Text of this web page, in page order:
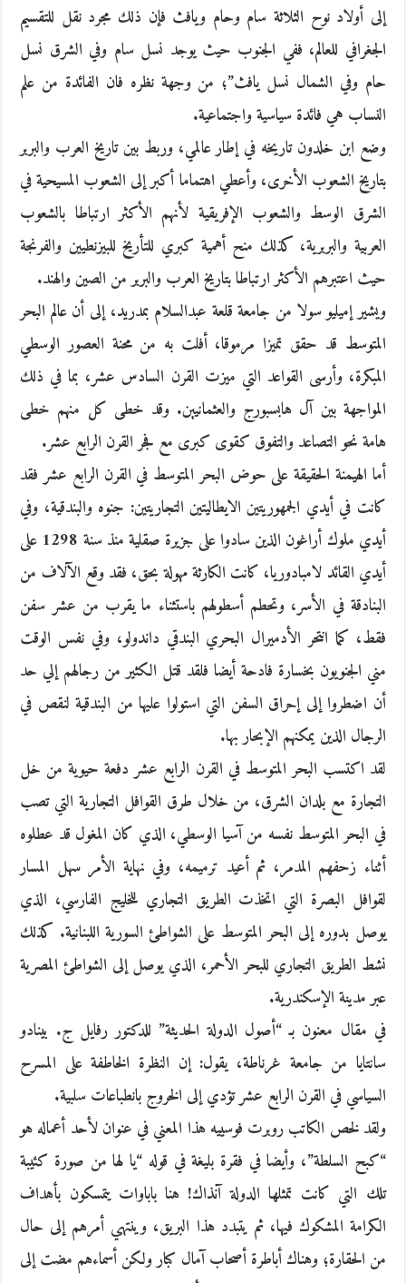
إلى أولاد نوح الثلاثة سام وحام ويافث فإن ذلك مجرد نقل للتقسيم
الجغرافي للعالم، ففي الجنوب حيث يوجد نسل سام وفي الشرق نسل
حام وفي الشمال نسل يافث”؛ من وجهة نظره فان الفائدة من علم
النساب هي فائدة سياسية واجتماعية.
وضع ابن خلدون تاريخه في إطار عالمي، وربط بين تاريخ العرب والبربر
بتاريخ الشعوب الأخرى، وأعطي اهتماما أكبر إلى الشعوب المسيحية في
الشرق الوسط والشعوب الإفريقية لأنهم الأكثر ارتباطا بالشعوب
العربية والبربرية، كذلك منح أهمية كبري للتأريخ للبيزنطيين والفرنجة
حيث اعتبرهم الأكثر ارتباطا بتاريخ العرب والبربر من الصين والهند.
ويشير إميليو سولا من جامعة قلعة عبدالسلام بمدريد، إلى أن عالم البحر
المتوسط قد حقق تميزا مرموقا، أفلت به من محنة العصور الوسطي
المبكرة، وأرسى القواعد التي ميزت القرن السادس عشر، بما في ذلك
المواجهة بين آل هابسبورج والعثمانيين. وقد خطى كل منهم خطى
هامة نحو التصاعد والتفوق كقوى كبرى مع فجر القرن الرابع عشر.
أما الهيمنة الحقيقة على حوض البحر المتوسط في القرن الرابع عشر فقد
كانت في أيدي الجمهوريتين الايطاليتين التجاريتين: جنوه والبندقية، وفي
أيدي ملوك أراغون الذين سادوا على جزيرة صقلية منذ سنة 1298 على
أيدي القائد لامبادوريا، كانت الكارثة مهولة بحق، فقد وقع الآلاف من
البنادقة في الأسر، وتحطم أسطولهم باستثناء ما يقرب من عشر سفن
فقط، كما انتحر الأدميرال البحري البندقي داندولو، وفي نفس الوقت
مني الجنويون بخسارة فادحة أيضا فلقد قتل الكثير من رجالهم إلي حد
أن اضطروا إلى إحراق السفن التي استولوا عليها من البندقية لنقص في
الرجال الذين يمكنهم الإبحار بها.
لقد اكتسب البحر المتوسط في القرن الرابع عشر دفعة حيوية من خل
التجارة مع بلدان الشرق، من خلال طرق القوافل التجارية التي تصب
في البحر المتوسط نفسه من آسيا الوسطي، الذي كان المغول قد عطلوه
أثناء زحفهم المدمر، ثم أعيد ترميمه، وفي نهاية الأمر سهل المسار
لقوافل البصرة التي اتخذت الطريق التجاري للخليج الفارسي، الذي
يوصل بدوره إلى البحر المتوسط على الشواطئ السورية اللبنانية. كذلك
نشط الطريق التجاري للبحر الأحمر، الذي يوصل إلى الشواطئ المصرية
عبر مدينة الإسكندرية.
في مقال معنون بـ “أصول الدولة الحديثة” للدكتور رفايل ج. بينادو
سانتايا من جامعة غرناطة، يقول: إن النظرة الخاطفة على المسرح
السياسي في القرن الرابع عشر تؤدي إلى الخروج بانطباعات سلبية.
ولقد لخص الكاتب روبرت فوسييه هذا المعني في عنوان لأحد أعماله هو
“كبح السلطة”، وأيضا في فقرة بليغة في قوله “يا لها من صورة كئيبة
تلك التي كانت تمثلها الدولة آنذاك! هنا باباوات يتمسكون بأهداف
الكرامة المشكوك فيها، ثم يتبدد هذا البريق، وينتهي أمرهم إلى حال
من الحقارة؛ وهناك أباطرة أصحاب آمال كبار ولكن أسماءهم مضت إلى